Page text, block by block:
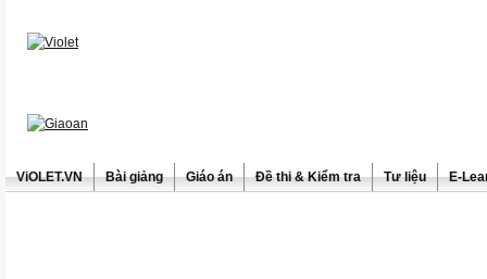
ViOLET.VN Bài giảng Giáo án Đề thi & Kiểm tra Tư liệu E-